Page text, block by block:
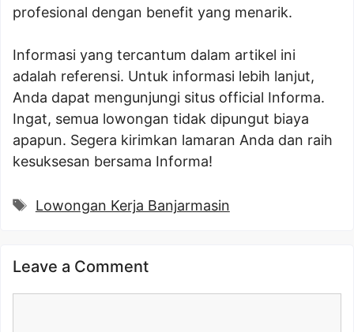
profesional dengan benefit yang menarik.
Informasi yang tercantum dalam artikel ini
adalah referensi. Untuk informasi lebih lanjut,
Anda dapat mengunjungi situs official Informa.
Ingat, semua lowongan tidak dipungut biaya
apapun. Segera kirimkan lamaran Anda dan raih
kesuksesan bersama Informa!
Tags
Lowongan Kerja Banjarmasin
Leave a Comment